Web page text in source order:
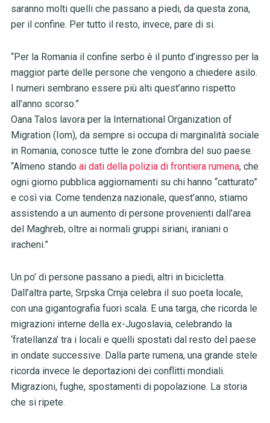
saranno molti quelli che passano a piedi, da questa zona,
per il confine. Per tutto il resto, invece, pare di si.
“Per la Romania il confine serbo è il punto d’ingresso per la
maggior parte delle persone che vengono a chiedere asilo.
I numeri sembrano essere più alti quest’anno rispetto
all’anno scorso.”
Oana Talos lavora per la International Organization of
Migration (Iom), da sempre si occupa di marginalità sociale
in Romania, conosce tutte le zone d’ombra del suo paese.
“Almeno stando ai dati della polizia di frontiera rumena, che
ogni giorno pubblica aggiornamenti su chi hanno “catturato”
e così via. Come tendenza nazionale, quest’anno, stiamo
assistendo a un aumento di persone provenienti dall’area
del Maghreb, oltre ai normali gruppi siriani, iraniani o
iracheni.”
Un po’ di persone passano a piedi, altri in bicicletta.
Dall’altra parte, Srpska Crnja celebra il suo poeta locale,
con una gigantografia fuori scala. E una targa, che ricorda le
migrazioni interne della ex-Jugoslavia, celebrando la
‘fratellanza’ tra i locali e quelli spostati dal resto del paese
in ondate successive. Dalla parte rumena, una grande stele
ricorda invece le deportazioni dei conflitti mondiali.
Migrazioni, fughe, spostamenti di popolazione. La storia
che si ripete.